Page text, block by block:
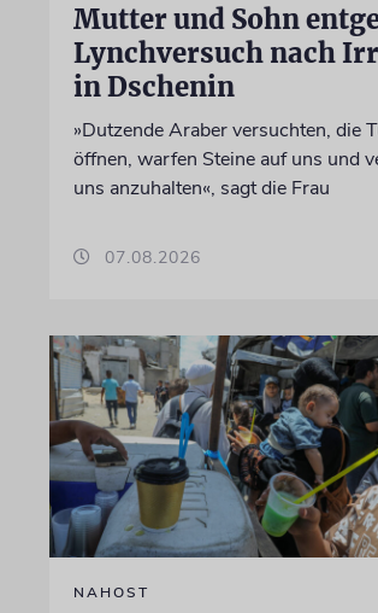
Mutter und Sohn
Lynchversuch nach
in Dschenin
»Dutzende Araber versuchten, die
öffnen, warfen Steine auf uns und
uns anzuhalten«, sagt die Frau
07.08.2026
NAHOST